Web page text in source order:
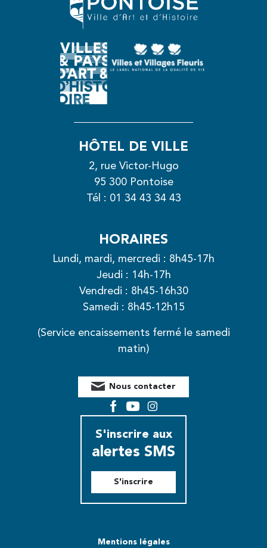
HÔTEL DE VILLE
2, rue Victor-Hugo
95 300 Pontoise
Tél : 01 34 43 34 43
HORAIRES
Lundi, mardi, mercredi : 8h45-17h
Jeudi : 14h-17h
Vendredi : 8h45-16h30
Samedi : 8h45-12h15
(Service encaissements fermé le samedi
matin)
Nous contacter
FacebookYouTubeInstagram
S'inscrire aux
alertes SMS
S'inscrire
Mentions légales